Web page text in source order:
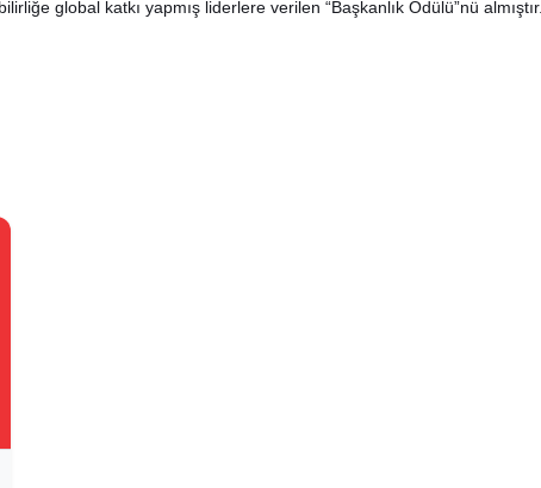
global katkı yapmış liderlere verilen “Başkanlık Ödülü”nü almıştır.